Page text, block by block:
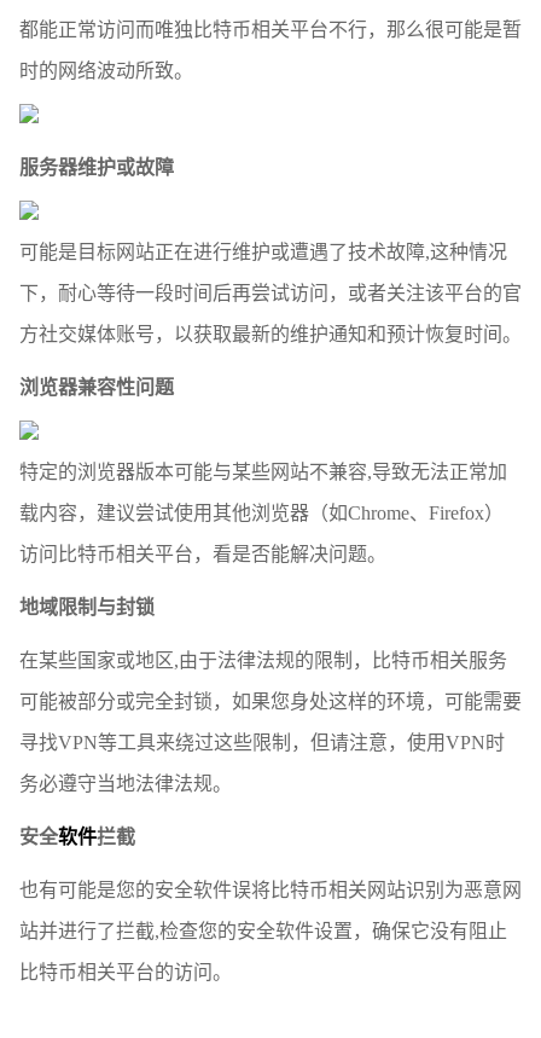
都能正常访问而唯独比特币相关平台不行，那么很可能是暂
时的网络波动所致。
服务器维护或故障
可能是目标网站正在进行维护或遭遇了技术故障,这种情况
下，耐心等待一段时间后再尝试访问，或者关注该平台的官
方社交媒体账号，以获取最新的维护通知和预计恢复时间。
浏览器兼容性问题
特定的浏览器版本可能与某些网站不兼容,导致无法正常加
载内容，建议尝试使用其他浏览器（如Chrome、Firefox）
访问比特币相关平台，看是否能解决问题。
地域限制与封锁
在某些国家或地区,由于法律法规的限制，比特币相关服务
可能被部分或完全封锁，如果您身处这样的环境，可能需要
寻找VPN等工具来绕过这些限制，但请注意，使用VPN时
务必遵守当地法律法规。
安全软件拦截
也有可能是您的安全软件误将比特币相关网站识别为恶意网
站并进行了拦截,检查您的安全软件设置，确保它没有阻止
比特币相关平台的访问。